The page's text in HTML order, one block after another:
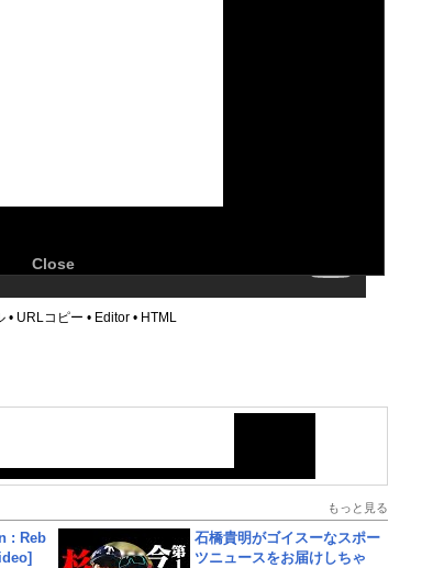
Close
• URLコピー • Editor • HTML
もっと見る
: Reb
石橋貴明がゴイスーなスポー
ツニュースをお届けしちゃ